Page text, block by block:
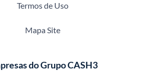
Termos de Uso
Mapa Site
do Grupo CASH3